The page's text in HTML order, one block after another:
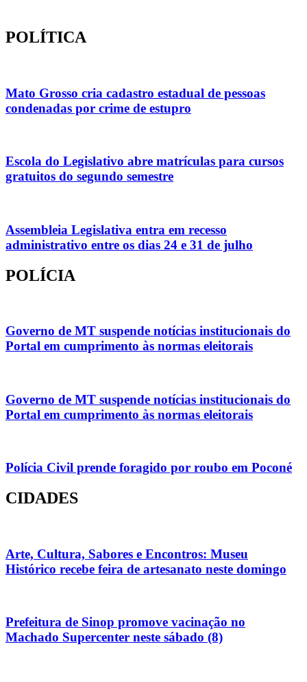
POLÍTICA
Mato Grosso cria cadastro estadual de pessoas
condenadas por crime de estupro
Escola do Legislativo abre matrículas para cursos
gratuitos do segundo semestre
Assembleia Legislativa entra em recesso
administrativo entre os dias 24 e 31 de julho
POLÍCIA
Governo de MT suspende notícias institucionais do
Portal em cumprimento às normas eleitorais
Governo de MT suspende notícias institucionais do
Portal em cumprimento às normas eleitorais
Polícia Civil prende foragido por roubo em Poconé
CIDADES
Arte, Cultura, Sabores e Encontros: Museu
Histórico recebe feira de artesanato neste domingo
Prefeitura de Sinop promove vacinação no
Machado Supercenter neste sábado (8)